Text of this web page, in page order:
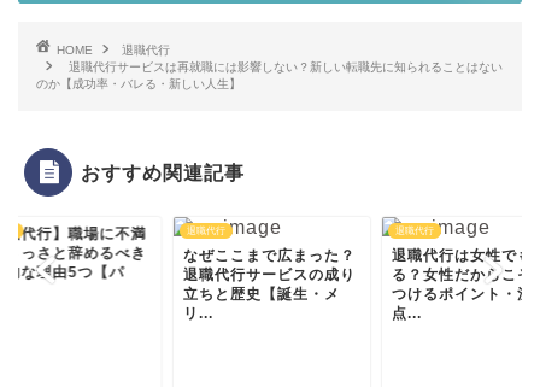
HOME
退職代行
退職代行サービスは再就職には影響しない？新しい転職先に知られることはない
のか【成功率・バレる・新しい人生】
おすすめ関連記事
ここまで広まった？
代行サービスの成り
退職代行
退職代行は女性でも使え
る？女性だからこそ気を
つけるポイント・注意
点...
退職代行